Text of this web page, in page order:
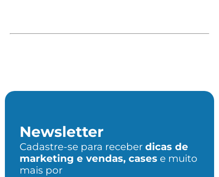
Newsletter
Cadastre-se para receber dicas de
marketing e vendas, cases e muito
mais por